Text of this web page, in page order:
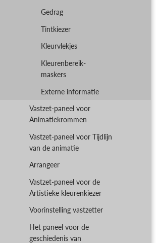
Gedrag
Tintkiezer
Kleurvlekjes
Kleurenbereik-
maskers
Externe informatie
Vastzet-paneel voor
Animatiekrommen
Vastzet-paneel voor Tijdlijn
van de animatie
Arrangeer
Vastzet-paneel voor de
Artistieke kleurenkiezer
Voorinstelling vastzetter
Het paneel voor de
geschiedenis van